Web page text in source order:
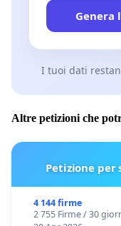
Genera
I tuoi dati
Altre petizioni che
Petizione per
4 144 firme
2 755 Firme / 30